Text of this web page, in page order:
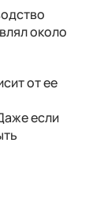
около
от ее
если